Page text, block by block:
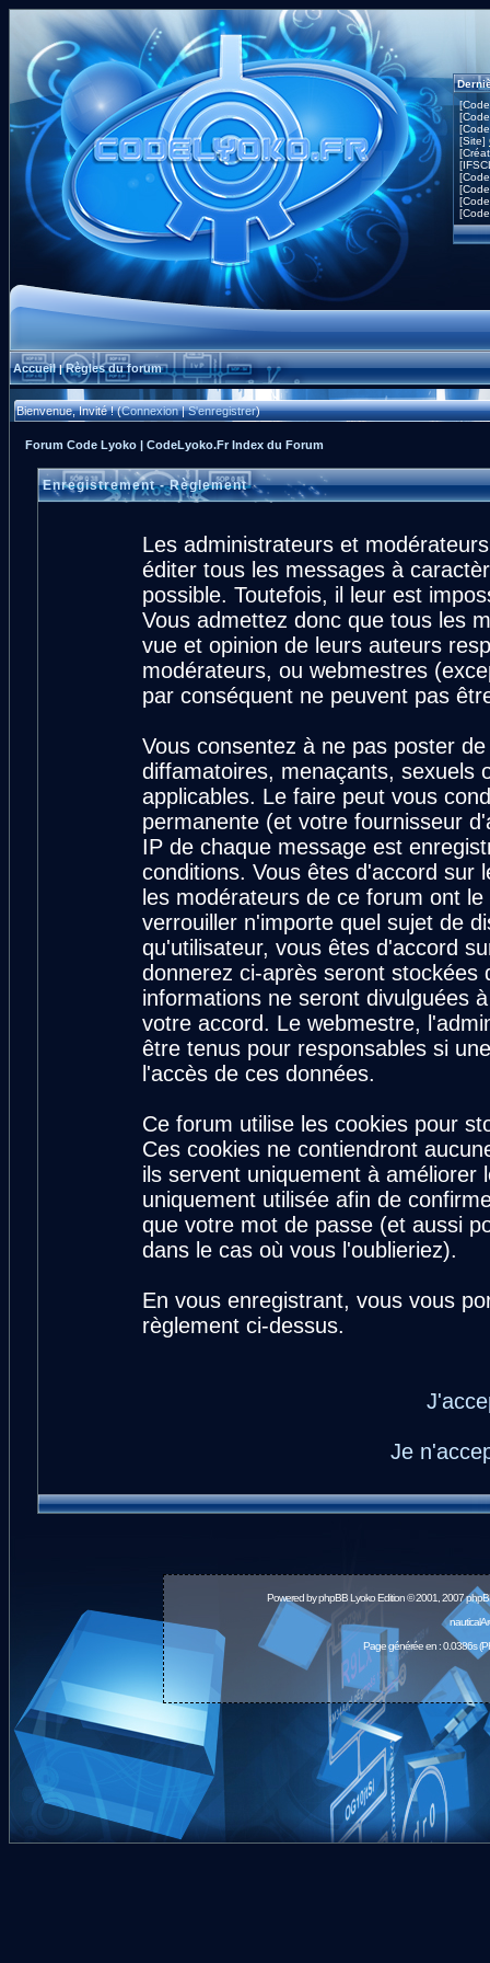
[Site]
Accueil|Règles du forum
Bienvenue, Invité ! (Connexion|S'enregistrer)
Forum Code Lyoko | CodeLyoko.Fr Index du Forum
Enregistrement - Règlement
Les administrateurs et
éditer tous les messages à
possible. Toutefois, il leur est
Vous admettez donc que tous les
vue et opinion de leurs auteurs
modérateurs, ou webmestres
par conséquent ne peuvent pas
Vous consentez à ne pas poster
diffamatoires, menaçants, sexuels
applicables. Le faire peut vous
permanente (et votre fournisseur
IP de chaque message est
conditions. Vous êtes d'accord sur
les modérateurs de ce forum ont
verrouiller n'importe quel sujet de
qu'utilisateur, vous êtes d'accord
donnerez ci-après seront stockées
informations ne seront divulguées
votre accord. Le webmestre,
être tenus pour responsables si
l'accès de ces données.
Ce forum utilise les cookies pour
Ces cookies ne contiendront
ils servent uniquement à
uniquement utilisée afin de
que votre mot de passe (et aussi
dans le cas où vous l'oublieriez).
En vous enregistrant, vous vous
règlement ci-dessus.
Je
Powered byphpBBLyoko Edition © 2001, 2007
Page générée en : 0.0386s